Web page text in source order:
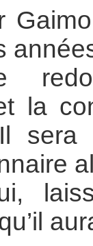
la